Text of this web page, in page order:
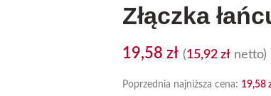
Złączka
19,58 zł (15,92 zł netto)
Poprzednia najniższa cena: 19,58